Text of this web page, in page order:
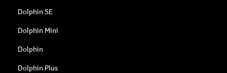
Dolphin SE
Dolphin Mini
Dolphin
Dolphin Plus